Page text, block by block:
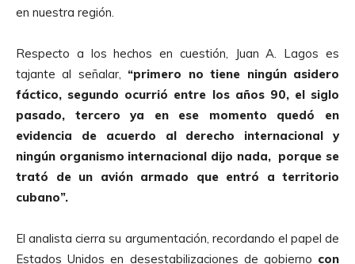
en nuestra región.
Respecto a los hechos en cuestión, Juan A. Lagos es
tajante al señalar, “primero no tiene ningún asidero
fáctico, segundo ocurrió entre los años 90, el siglo
pasado, tercero ya en ese momento quedó en
evidencia de acuerdo al derecho internacional y
ningún organismo internacional dijo nada, porque se
trató de un avión armado que entró a territorio
cubano”.
El analista cierra su argumentación, recordando el papel de
Estados Unidos en desestabilizaciones de gobierno con